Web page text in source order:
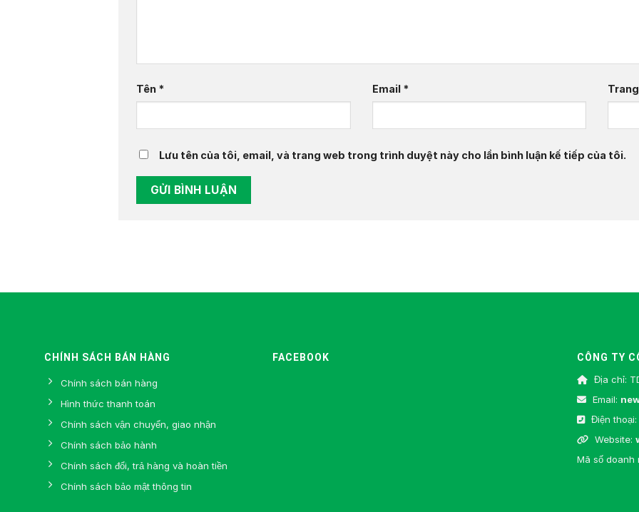
Tên * Email *
Lưu tên của tôi, email, và trang web trong trình duyệt này cho lần bình luận kế tiếp của tôi.
CHÍNH SÁCH BÁN HÀNG
Chính sách bán hàng
Hình thức thanh toán
Chính sách vận chuyển, giao nhận
Chính sách bảo hành
Chính sách đổi, trả hàng và hoàn tiền
Chính sách bảo mật thông tin
FACEBOOK
CÔNG TY
Địa chỉ:
Email:
Điện thoại:
Website:
Mã số doanh